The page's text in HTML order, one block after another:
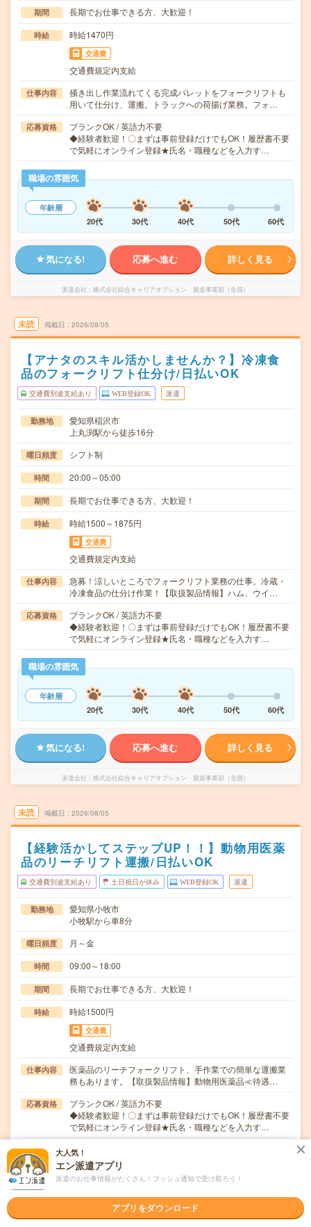
期間 長期でお仕事できる方、大歓迎！
時給 時給1470円
交通費
交通費規定内支給
仕事内容
掻き出し作業流れてくる完成パレットをフォークリフトも
用いて仕分け、運搬。トラックへの荷揚げ業務。フォ…
応募資格
ブランクOK / 英語力不要
◆経験者歓迎！〇まずは事前登録だけでもOK！履歴書不要
で気軽にオンライン登録★氏名・職種などを入力す…
職場の雰囲気
年齢層
20代
30代 40代 50代 60代
気になる! 応募へ進む 詳しく見る
派遣会社 株式会社綜合キャリアオプション 製造事業部（全国）
未読 掲載日 2026/08/05
【アナタのスキル活かしませんか？】冷凍食
品のフォークリフト仕分け/日払いOK
交通費別途支給あり WEB登録OK 派遣
勤務地
愛知県稲沢市
上丸渕駅から徒歩16分
曜日頻度 シフト制
時間 20:00～05:00
期間 長期でお仕事できる方、大歓迎！
時給 時給1500～1875円
交通費
交通費規定内支給
仕事内容
急募！涼しいところでフォークリフト業務の仕事。冷蔵・
冷凍食品の仕分け作業！【取扱製品情報】ハム、ウイ…
応募資格
ブランクOK / 英語力不要
◆経験者歓迎！〇まずは事前登録だけでもOK！履歴書不要
で気軽にオンライン登録★氏名・職種などを入力す…
職場の雰囲気
年齢層
20代
30代 40代 50代 60代
気になる! 応募へ進む 詳しく見る
派遣会社 株式会社綜合キャリアオプション 製造事業部（全国）
未読 掲載日 2026/08/05
【経験活かしてステップUP！！】動物用医薬
品のリーチリフト運搬/日払いOK
交通費別途支給あり 土日祝日が休み WEB登録OK 派遣
勤務地
愛知県小牧市
小牧駅から車8分
曜日頻度 月～金
時間 09:00～18:00
期間 長期でお仕事できる方、大歓迎！
時給 時給1500円
交通費
交通費規定内支給
仕事内容
医薬品のリーチフォークリフト、手作業での簡単な運搬業
務もあります。【取扱製品情報】動物用医薬品≪待遇…
応募資格
ブランクOK / 英語力不要
◆経験者歓迎！〇まずは事前登録だけでもOK！履歴書不要
で気軽にオンライン登録★氏名・職種などを入力す…
職場の雰囲気
年齢層
20代
30代 40代 50代 60代
大人気！
エン派遣アプリ
派遣のお仕事情報がたくさん！プッシュ通知で受け取ろう！
アプリをダウンロード